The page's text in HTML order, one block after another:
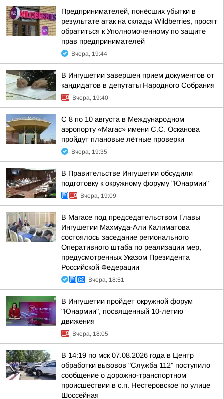
Предпринимателей, понёсших убытки в
результате атак на склады Wildberries, просят
обратиться к Уполномоченному по защите
прав предпринимателей
Вчера, 19:44
В Ингушетии завершен прием документов от
кандидатов в депутаты Народного Собрания
Вчера, 19:40
С 8 по 10 августа в Международном
аэропорту «Магас» имени С.С. Осканова
пройдут плановые лётные проверки
Вчера, 19:35
В Правительстве Ингушетии обсудили
подготовку к окружному форуму "Юнармии"
Вчера, 19:09
В Магасе под председательством Главы
Ингушетии Махмуда-Али Калиматова
состоялось заседание регионального
Оперативного штаба по реализации мер,
предусмотренных Указом Президента
Российской Федерации
Вчера, 18:51
В Ингушетии пройдет окружной форум
"Юнармии", посвященный 10-летию
движения
Вчера, 18:05
В 14:19 по мск 07.08.2026 года в Центр
обработки вызовов "Служба 112" поступило
сообщение о дорожно-транспортном
происшествии в с.п. Нестеровское по улице
Шоссейная